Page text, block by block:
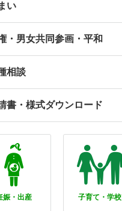
い
・男女共同参画・平和
相談
書・様式ダウンロード
娠・出産 子育て・学校